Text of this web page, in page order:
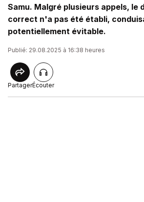
Samu. Malgré plusieurs appels, le
correct n'a pas été établi,
potentiellement évitable.
Publié: 29.08.2025 à 16:38 heures
PartagerÉcouter